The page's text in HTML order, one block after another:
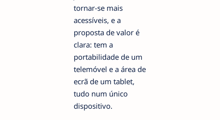
tornar-se mais
acessíveis, e a
proposta de valor é
clara: tem a
portabilidade de um
telemóvel e a área de
ecrã de um tablet,
tudo num único
dispositivo.